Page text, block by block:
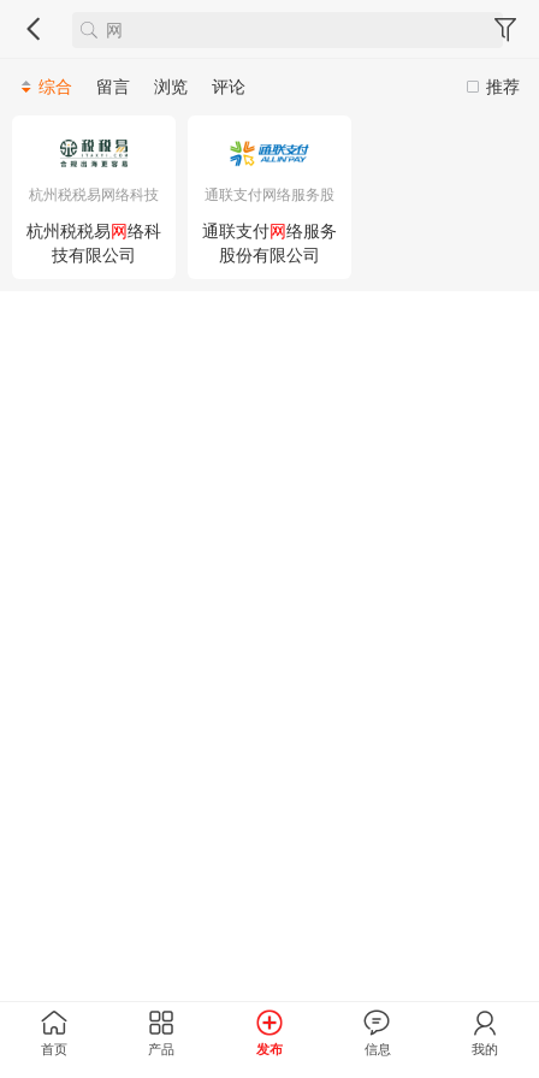
推荐
综合 留言 浏览 评论
杭州税税易网络科技
杭州税税易网络科
技有限公司
通联支付网络服务股
通联支付网络服务
股份有限公司
首页 产品 发布 信息 我的